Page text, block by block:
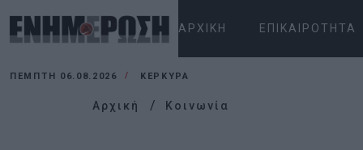
ΑΡΧΙΚΉ ΕΠΙΚΑΙΡΌΤΗΤΑ
ΠΈΜΠΤΗ 06.08.2026 ΚΕΡΚΥΡΑ
Αρχική Κοινωνία